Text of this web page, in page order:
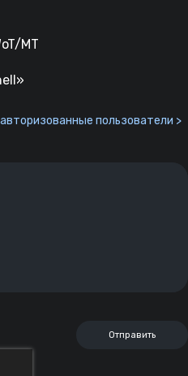
МТ
пользователи >